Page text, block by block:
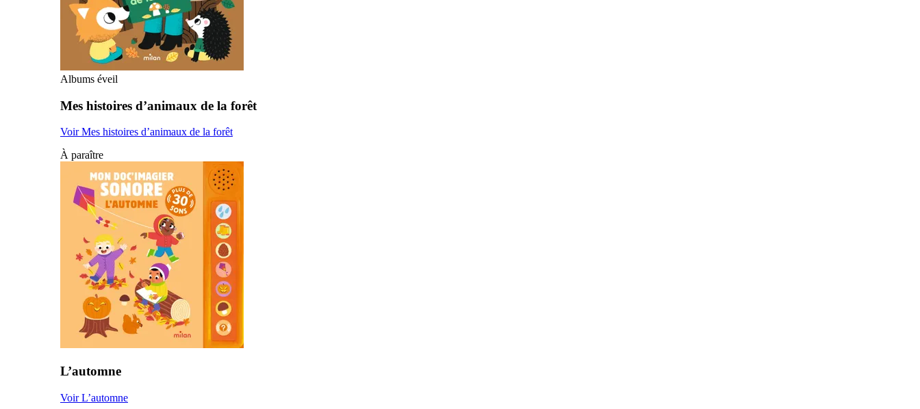
Albums éveil
Mes histoires d’animaux de la forêt
Voir Mes histoires d’animaux de la forêt
À paraître
L’automne
Voir L’automne